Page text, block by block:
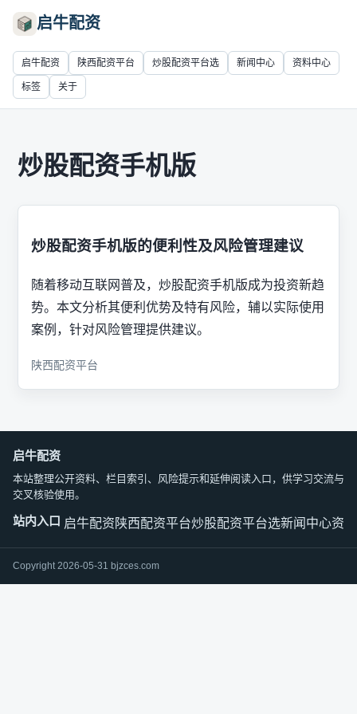
启牛配资
启牛配资 陕西配资平台 炒股配资平台选 新闻中心 资料中心
标签 关于
炒股配资手机版
炒股配资手机版的便利性及风险管理建议
随着移动互联网普及，炒股配资手机版成为投资新趋
势。本文分析其便利优势及特有风险，辅以实际使用
案例，针对风险管理提供建议。
陕西配资平台
启牛配资
本站整理公开资料、栏目索引、风险提示和延伸阅读入口，供学习交流与
交叉核验使用。
站内入口 启牛配资陕西配资平台炒股配资平台选新闻中心资
Copyright 2026-05-31 bjzces.com